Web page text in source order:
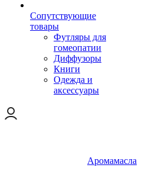
Сопутствующие
товары
Футляры для
гомеопатии
Диффузоры
Книги
Одежда и
аксессуары
Аромамасла